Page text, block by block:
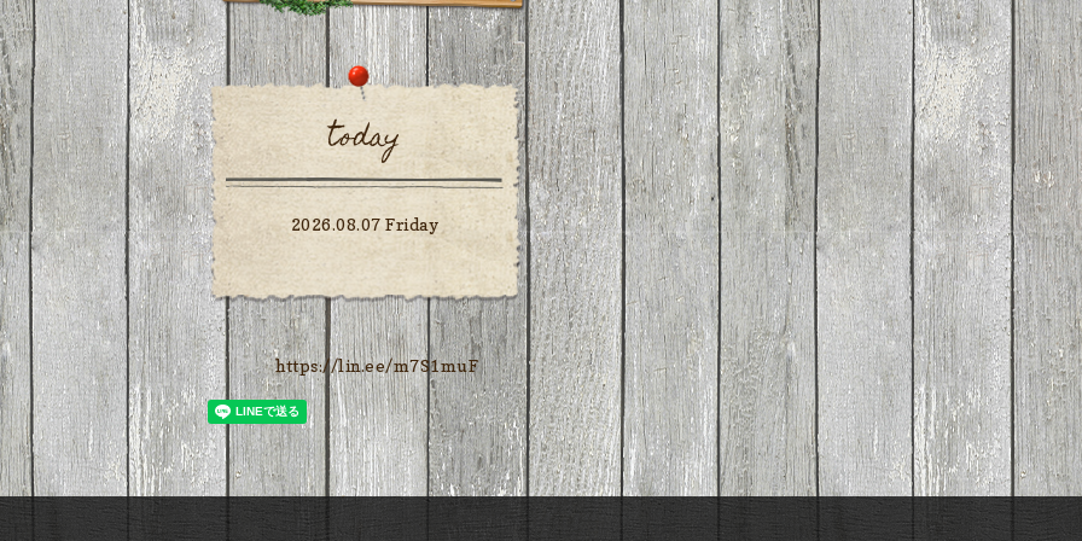
today
2026.08.07 Friday
https://lin.ee/m7S1muF